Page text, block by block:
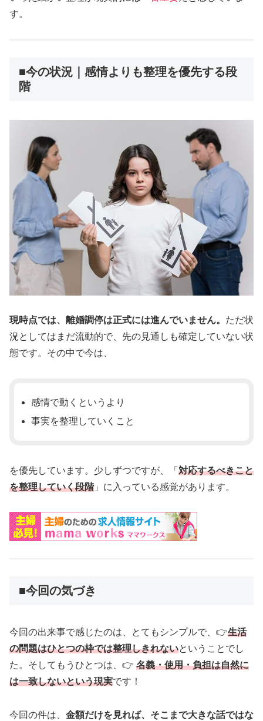
す。
■今の状況｜感情よりも整理を優先する段
階
現時点では、離婚調停は正式には進んでいません。 ただ状
況としてはまだ流動的で、先の見通しも確定していない状
態です。その中で今は、
感情で動くというより
事実を整理していくこと
を優先しています。少しずつですが、「 対応するべきこと
を整理していく段階」に入っている感覚があります。
■今回の気づき
今回の出来事で感じたのは、とてもシンプルで、👉生活
の問題はひとつの枠では整理しきれないということでし
た。そしてもうひとつは、👉 名義・使用・負担は自然に
は一致しないという現実です！
今回の件は、 金額だけを見れば、そこまで大きな話ではな